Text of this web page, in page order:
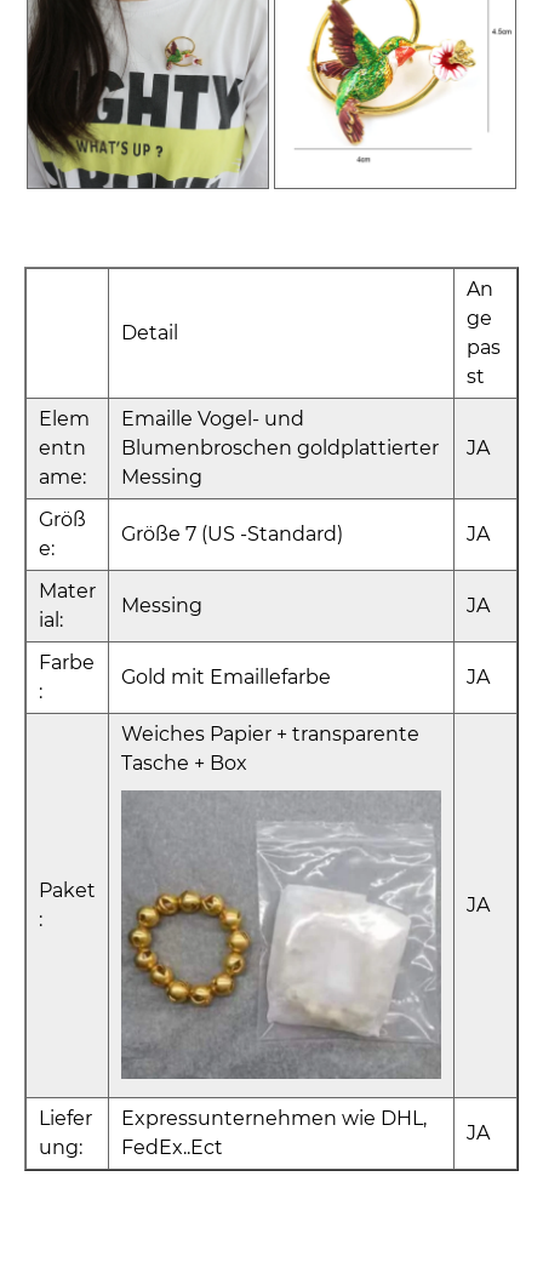
Detail
An
ge
pas
st
Elem
entn
ame:
Emaille Vogel- und
Blumenbroschen goldplattierter
Messing
JA
Größ
e:
Größe 7 (US -Standard) JA
Mater
ial:
Messing JA
Farbe
:
Gold mit Emaillefarbe JA
Paket
:
Weiches Papier + transparente
Tasche + Box
JA
Liefer
ung:
Expressunternehmen wie DHL,
FedEx..Ect
JA